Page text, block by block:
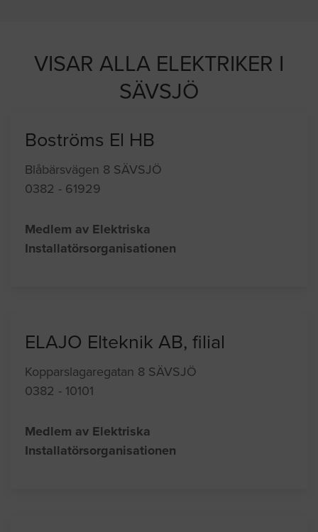
VISAR ALLA ELEKTRIKER I
SÄVSJÖ
Boströms El HB
Blåbärsvägen 8 SÄVSJÖ
0382 - 61929
Medlem av Elektriska
Installatörsorganisationen
ELAJO Elteknik AB, filial
Kopparslagaregatan 8 SÄVSJÖ
0382 - 10101
Medlem av Elektriska
Installatörsorganisationen